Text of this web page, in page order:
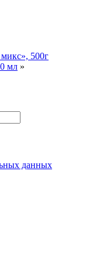
500г
мл »
данных